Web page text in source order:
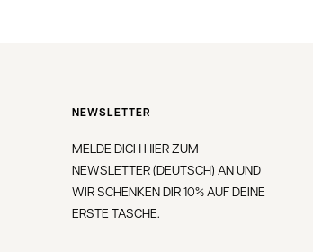
NEWSLETTER
MELDE DICH HIER ZUM
NEWSLETTER (DEUTSCH) AN UND
WIR SCHENKEN DIR 10% AUF DEINE
ERSTE TASCHE.